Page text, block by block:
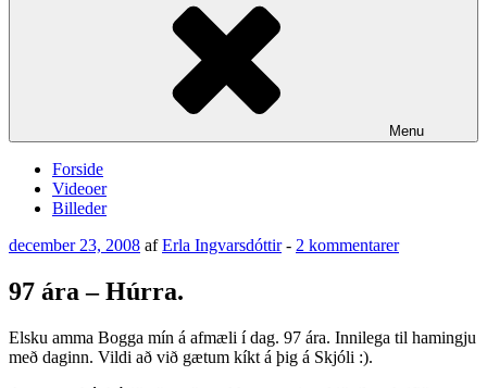
Menu
Forside
Videoer
Billeder
Udgivet
december 23, 2008 afErla Ingvarsdóttir- 2 kommentarertil
97 ára – Húrra.
Elsku amma Bogga mín á afmæli í dag. 97 ára. Innilega til hamingju
með daginn. Vildi að við gætum kíkt á þig á Skjóli :).